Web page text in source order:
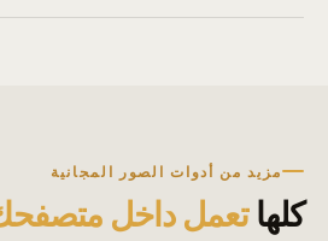
مزيد من أدوات الصور المجانية
كلهاتعمل داخل